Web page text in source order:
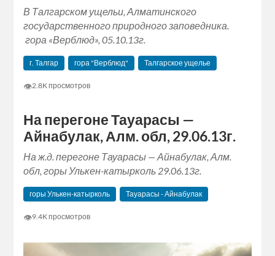
В Талгарском ущельи, Алматинского
государственного природного заповедника.
гора «Верблюд», 05.10.13г.
г. Талгар гора "Верблюд" Талгарское ущелье
👁2.8K просмотров
На перегоне Тауарасы —
Айнабулак, Алм. обл, 29.06.13г.
На ж.д. перегоне Тауарасы — Айнабулак, Алм.
обл, горы Улькен-катырколь 29.06.13г.
горы Улькен-катырколь Тауарасы - Айнабулак
👁9.4K просмотров